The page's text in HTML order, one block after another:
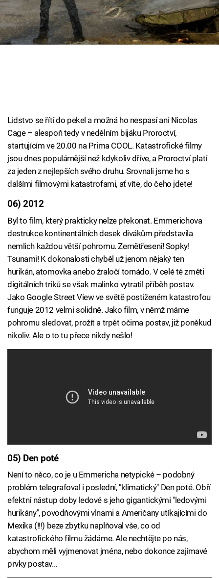
Cool Esport
Pořady
Sledujte nás
Lidstvo se řítí do pekel a možná ho nespasí ani Nicolas
Cage – alespoň tedy v nedělním bijáku Proroctví,
startujícím ve 20.00 na Prima COOL. Katastrofické filmy
jsou dnes populárnější než kdykoliv dříve, a Proroctví platí
za jeden z nejlepších svého druhu. Srovnali jsme ho s
dalšími filmovými katastrofami, ať víte, do čeho jdete!
06) 2012
Byl to film, který prakticky nelze překonat. Emmerichova
destrukce kontinentálních desek divákům představila
nemlich každou větší pohromu. Zemětřesení! Sopky!
Tsunami! K dokonalosti chyběl už jenom nějaký ten
hurikán, atomovka anebo žraločí tornádo. V celé té změti
digitálních triků se však malinko vytratil příběh postav.
Jako Google Street View ve světě postiženém katastrofou
funguje 2012 velmi solidně. Jako film, v němž máme
pohromu sledovat, prožít a trpět očima postav, již poněkud
nikoliv. Ale o to tu přece nikdy nešlo!
05) Den poté
Není to něco, co je u Emmericha netypické – podobný
problém telegrafoval i poslední, "klimatický" Den poté. Obří
efektní nástup doby ledové s jeho gigantickými "ledovými
hurikány", povodňovými vlnami a Američany utíkajícími do
Mexika (!!!) beze zbytku naplňoval vše, co od
katastrofického filmu žádáme. Ale nechtějte po nás,
abychom měli vyjmenovat jména, nebo dokonce zajímavé
prvky postav...